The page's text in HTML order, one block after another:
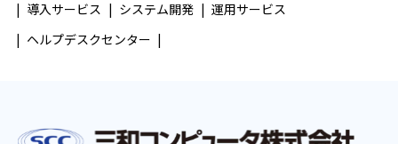
導入サービス
システム開発
運用サービス
ヘルプデスクセンター